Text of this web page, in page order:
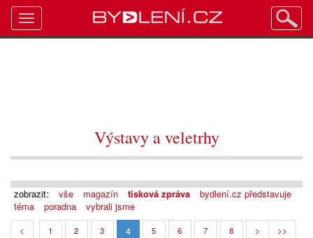
Výstavy a veletrhy
zobrazit: vše magazín tisková zpráva
bydlení.cz představuje
téma
poradna vybrali jsme
< 1 2 3 4 5 6 7 8 > >>
Toggle
navigation